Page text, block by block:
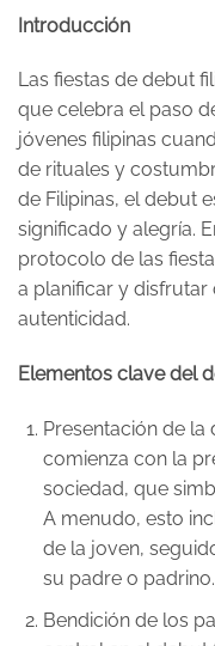
Introducción
Las fiestas de debut
que celebra el paso
jóvenes filipinas
de rituales y
de Filipinas, el debut
significado y alegría.
protocolo de las
a planificar y
autenticidad.
Elementos clave del
Presentación de
comienza con la
sociedad, que
A menudo, esto
de la joven,
su padre o padrino.
Bendición de los